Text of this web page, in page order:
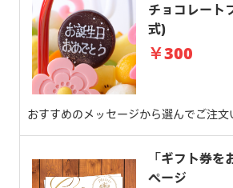
チョコレート
式)
￥300
おすすめのメッセージから選んでご注文
「ギフト券
ページ